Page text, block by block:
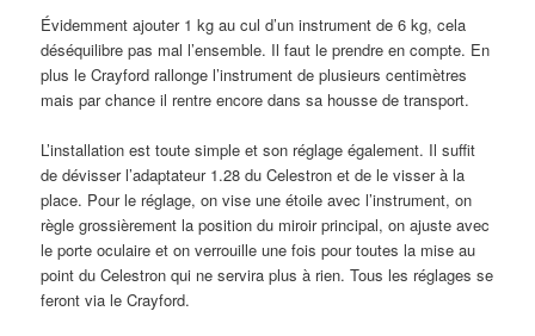
Évidemment ajouter 1 kg au cul d’un instrument de 6 kg, cela
déséquilibre pas mal l’ensemble. Il faut le prendre en compte. En
plus le Crayford rallonge l’instrument de plusieurs centimètres
mais par chance il rentre encore dans sa housse de transport.
L’installation est toute simple et son réglage également. Il suffit
de dévisser l’adaptateur 1.28 du Celestron et de le visser à la
place. Pour le réglage, on vise une étoile avec l’instrument, on
règle grossièrement la position du miroir principal, on ajuste avec
le porte oculaire et on verrouille une fois pour toutes la mise au
point du Celestron qui ne servira plus à rien. Tous les réglages se
feront via le Crayford.